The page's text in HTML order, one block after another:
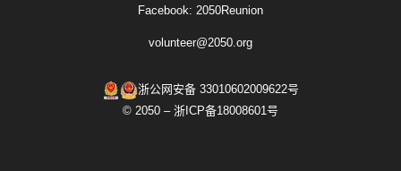
Facebook: 2050Reunion
volunteer@2050.org
浙公网安备 33010602009622号
© 2050 – 浙ICP备18008601号